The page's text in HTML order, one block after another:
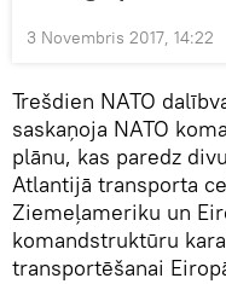
3 Novembris 2017, 14:22
Trešdien NATO
saskaņoja NATO
plānu, kas paredz
Atlantijā transporta
Ziemeļameriku un
komandstruktūru
transportēšanai